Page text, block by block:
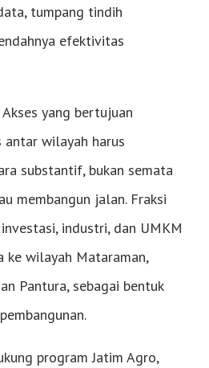
tumpang tindih
efektivitas
yang bertujuan
wilayah harus
substantif, bukan semata
membangun jalan. Fraksi
industri, dan UMKM
ke wilayah Mataraman,
Pantura, sebagai bentuk
program Jatim Agro,